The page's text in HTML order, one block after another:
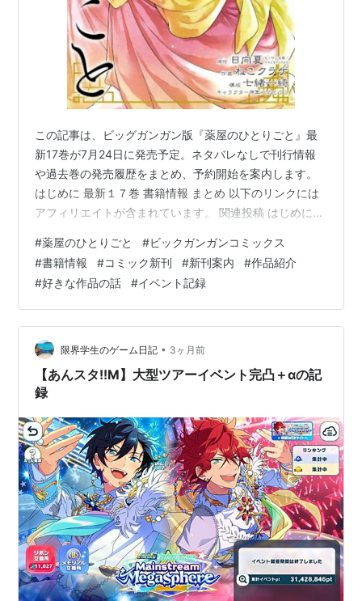
この記事は、ビッグガンガン版『薬屋のひとりごと』最
新17巻が7月24日に発売予定。ネタバレなしで刊行情報
や過去巻の発売履歴をまとめ、予約開始を案内します。
はじめに 最新１７巻 書籍情報 まとめ 以下のリンクには
アフィリエイトが含まれています。 関連投稿 はじめに
サンデーGXコミックス ２１巻まで発売 ビッグガンガン
コミックス １６巻まで発売 （２０２６年５月１６日現
在） 筆者が購入しているのは、ガンガン版である。 その
ガンガン版の新作が発刊する。 最新１７巻 最新１７巻の
発売予定日は７月２４日 ストーリーの進捗を話すことが
ネタバレにつなが…
#薬屋のひとりごと #ビックガンガンコミックス
#書籍情報 #コミック新刊 #新刊案内 #作品紹介
#好きな作品の話 #イベント記録
限界学生のゲーム日記 • 3ヶ月前
【あんスタ!!M】大型ツアーイベント完凸＋αの記
録